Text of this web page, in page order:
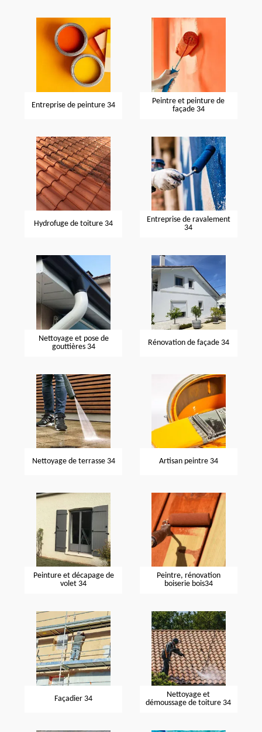
Entreprise de peinture 34
Peintre et peinture de
façade 34
Hydrofuge de toiture 34
Entreprise de ravalement
34
Nettoyage et pose de
gouttières 34
Rénovation de façade 34
Nettoyage de terrasse 34 Artisan peintre 34
Peinture et décapage de
volet 34
Peintre, rénovation
boiserie bois34
Façadier 34
Nettoyage et
démoussage de toiture 34